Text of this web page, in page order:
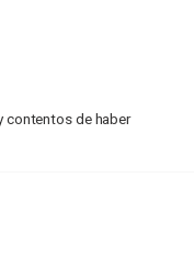
contentos de haber